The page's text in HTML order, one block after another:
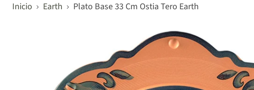
Inicio Earth Plato Base 33 Cm Ostia Tero Earth